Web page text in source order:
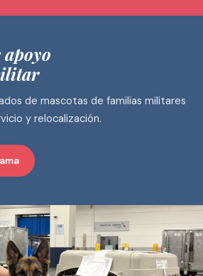
de mascotas de familias militares
y relocalización.